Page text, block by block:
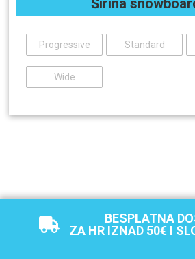
Progressive Standard
Wide
BESPLATNA
ZA HR IZNAD 50€ I